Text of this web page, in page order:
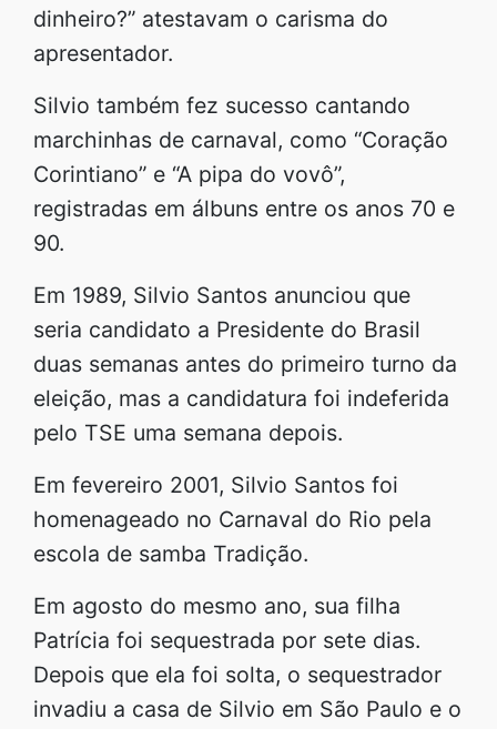
dinheiro?” atestavam o carisma do
apresentador.
Silvio também fez sucesso cantando
marchinhas de carnaval, como “Coração
Corintiano” e “A pipa do vovô”,
registradas em álbuns entre os anos 70 e
90.
Em 1989, Silvio Santos anunciou que
seria candidato a Presidente do Brasil
duas semanas antes do primeiro turno da
eleição, mas a candidatura foi indeferida
pelo TSE uma semana depois.
Em fevereiro 2001, Silvio Santos foi
homenageado no Carnaval do Rio pela
escola de samba Tradição.
Em agosto do mesmo ano, sua filha
Patrícia foi sequestrada por sete dias.
Depois que ela foi solta, o sequestrador
invadiu a casa de Silvio em São Paulo e o